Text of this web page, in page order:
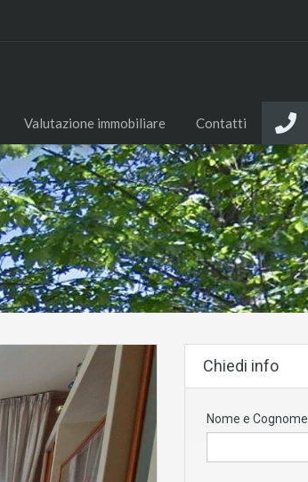
Valutazione immobiliare Contatti
Chiedi info
Nome e Cognome